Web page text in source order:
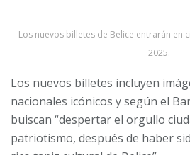
Los nuevos billetes de Belice entrarán en
2025.
Los nuevos billetes incluyen
nacionales icónicos y según el
buiscan “despertar el orgullo
patriotismo, después de haber